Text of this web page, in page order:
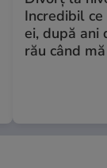
Incredibil
ei, după ani
rău când